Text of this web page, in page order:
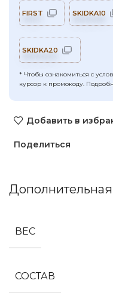
FIRST SKIDKA10
SKIDKA20
* Чтобы ознакомиться с
курсор к промокоду.
Добавить в
Поделиться
ВЕС
СОСТАВ